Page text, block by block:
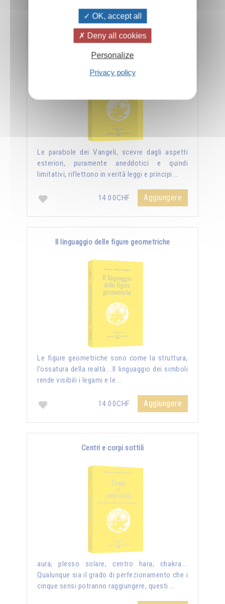
Nuova luce sui vangeli
Le parabole dei Vangeli, scevre dagli aspetti
esteriori, puramente aneddotici e quindi
limitativi, riflettono in verità leggi e principi …
14.00CHF Aggiungere
Il linguaggio delle figure geometriche
Le figure geometriche sono come la struttura,
l’ossatura della realtà….Il linguaggio dei simboli
rende visibili i legami e le …
14.00CHF Aggiungere
Centri e corpi sottili
aura, plesso solare, centro hara, chakra….
Qualunque sia il grado di perfezionamento che i
cinque sensi potranno raggiungere, questi …
OK, accept all
Deny all cookies
Personalize
Privacy policy